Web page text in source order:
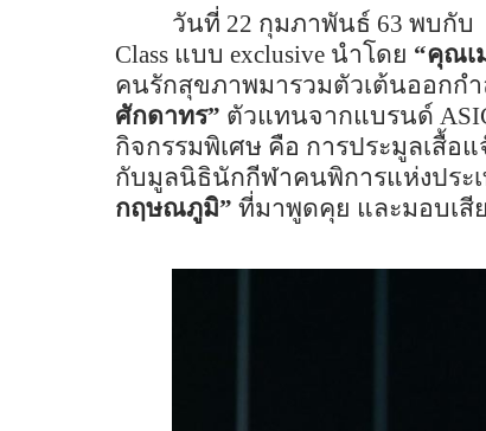
วันที่ 22 กุมภาพันธ์ 63 พบกับ
Class แบบ exclusive นำโดย “คุณเ
คนรักสุขภาพมารวมตัวเต้นออกกำ
ศักดาทร” ตัวแทนจากแบรนด์
กิจกรรมพิเศษ คือ การประมูลเสื้อ
กับมูลนิธินักกีฬาคนพิการแห่งประ
กฤษณภูมิ” ที่มาพูดคุย และมอบเสี